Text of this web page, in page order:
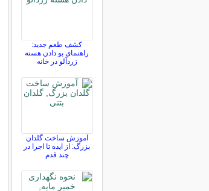
کشف طعم جدید:
راهنمای بو دادن هسته
زردآلو در خانه
آموزش ساخت گلدان
بزرگ: از ایده تا اجرا در
چند قدم